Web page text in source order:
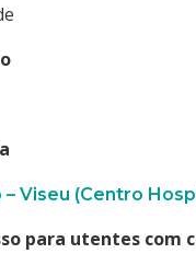
Viseu (Centro
para utentes com